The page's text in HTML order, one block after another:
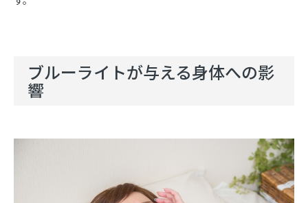
ブルーライトが与える身体への影
響